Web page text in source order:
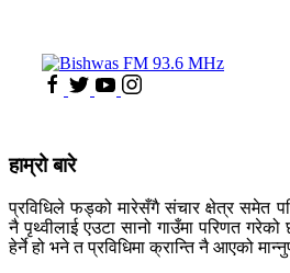
हाम्रो बारे
प्रविधिले फड्को मारेसँगै संचार क्षेत्र समेत
नै पृथ्वीलाई एउटा सानो गाउँमा परिणत
हेर्ने हो भने त प्रविधिमा क्रान्ति नै आएको